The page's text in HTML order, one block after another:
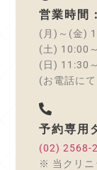
営業時間：
(月)～(金)
(土) 10:00
(日) 11:30
(お電話に
予約専用
(02) 2568-
※ 当クリニ